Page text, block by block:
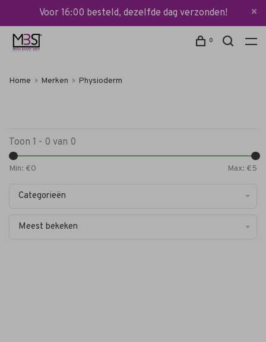
Voor 16:00 besteld, dezelfde dag verzonden!
0
Home Merken Physioderm
Toon 1 - 0 van 0
Min: €0 Max: €5
Categorieën
Meest bekeken